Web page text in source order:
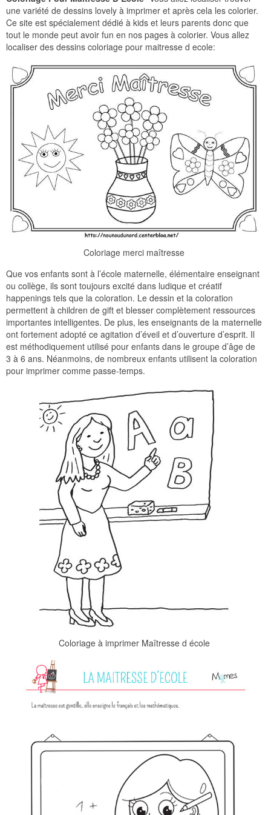
une variété de dessins lovely à imprimer et après cela les colorier.
Ce site est spécialement dédié à kids et leurs parents donc que
tout le monde peut avoir fun en nos pages à colorier. Vous allez
localiser des dessins coloriage pour maitresse d ecole:
Coloriage merci maîtresse
Que vos enfants sont à l’école maternelle, élémentaire enseignant
ou collège, ils sont toujours excité dans ludique et créatif
happenings tels que la coloration. Le dessin et la coloration
permettent à children de gift et blesser complètement ressources
importantes intelligentes. De plus, les enseignants de la maternelle
ont fortement adopté ce agitation d’éveil et d’ouverture d’esprit. Il
est méthodiquement utilisé pour enfants dans le groupe d’âge de
3 à 6 ans. Néanmoins, de nombreux enfants utilisent la coloration
pour imprimer comme passe-temps.
Coloriage à imprimer Maîtresse d école